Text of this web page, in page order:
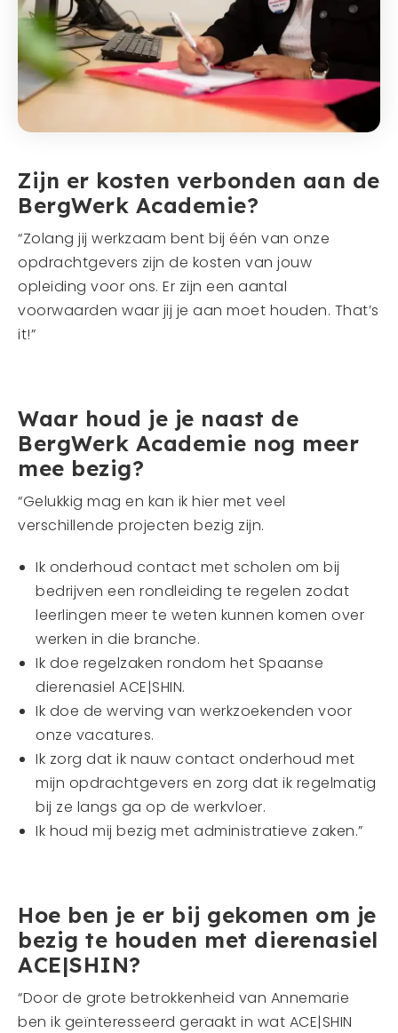
Zijn er kosten verbonden aan de
BergWerk Academie?
“Zolang jij werkzaam bent bij één van onze
opdrachtgevers zijn de kosten van jouw
opleiding voor ons. Er zijn een aantal
voorwaarden waar jij je aan moet houden. That’s
it!”
Waar houd je je naast de
BergWerk Academie nog meer
mee bezig?
“Gelukkig mag en kan ik hier met veel
verschillende projecten bezig zijn.
Ik onderhoud contact met scholen om bij
bedrijven een rondleiding te regelen zodat
leerlingen meer te weten kunnen komen over
werken in die branche.
Ik doe regelzaken rondom het Spaanse
dierenasiel ACE|SHIN.
Ik doe de werving van werkzoekenden voor
onze vacatures.
Ik zorg dat ik nauw contact onderhoud met
mijn opdrachtgevers en zorg dat ik regelmatig
bij ze langs ga op de werkvloer.
Ik houd mij bezig met administratieve zaken.”
Hoe ben je er bij gekomen om je
bezig te houden met dierenasiel
ACE|SHIN?
“Door de grote betrokkenheid van Annemarie
ben ik geïnteresseerd geraakt in wat ACE|SHIN